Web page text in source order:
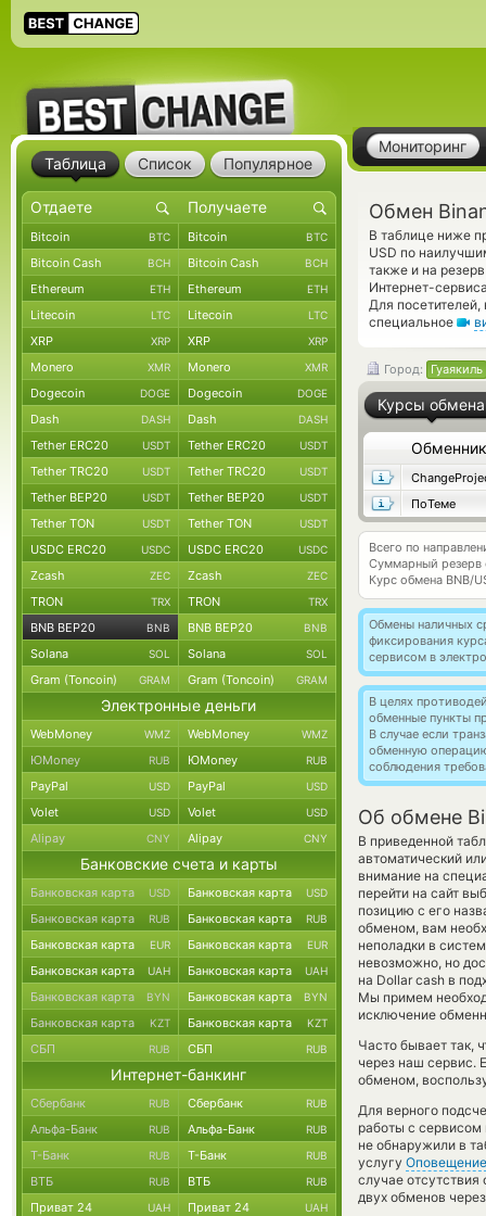
Мониторинг
Обмен
В таблице ниже
USD по
также и на
Интернет-
Для
специальное
Город: Гуаякиль
Курсы обмена
Обменник
ПоТеме
Всего по
Суммарный резерв
Курс обмена BNB/
Обмены наличных
фиксирования
сервисом в
В целях
обменные пункты
В случае если
обменную
соблюдения
Об обмене
В приведенной
автоматический
внимание на
перейти на сайт
позицию с его
обменом, вам
неполадки в
невозможно, но
на Dollar cash в
Мы примем
исключение
Часто бывает так,
через наш сервис.
обменом,
Для верного
работы с
не обнаружили в
услугу Оповещение
случае
двух обменов
Таблица Список Популярное
Bitcoin BTC Bitcoin BTC
Bitcoin Cash BCH Bitcoin Cash BCH
Ethereum ETH Ethereum ETH
Litecoin LTC Litecoin LTC
XRP XRP XRP XRP
Monero XMR Monero XMR
Dogecoin DOGE Dogecoin DOGE
Dash DASH Dash DASH
Tether ERC20 USDT Tether ERC20 USDT
Tether TRC20 USDT Tether TRC20 USDT
Tether BEP20 USDT Tether BEP20 USDT
Tether TON USDT Tether TON USDT
USDC ERC20 USDC USDC ERC20 USDC
Zcash ZEC Zcash ZEC
TRON TRX TRON TRX
BNB BEP20 BNB BNB BEP20 BNB
Solana SOL Solana SOL
Gram (Toncoin) GRAM Gram (Toncoin) GRAM
Электронные деньги
WebMoney WMZ WebMoney WMZ
ЮMoney RUB ЮMoney RUB
PayPal USD PayPal USD
Volet USD Volet USD
Alipay CNY Alipay CNY
Банковские счета и карты
Банковская карта USD Банковская карта USD
Банковская карта RUB Банковская карта RUB
Банковская карта EUR Банковская карта EUR
Банковская карта UAH Банковская карта UAH
Банковская карта BYN Банковская карта BYN
Банковская карта KZT Банковская карта KZT
СБП RUB СБП RUB
Интернет-банкинг
Сбербанк RUB Сбербанк RUB
Альфа-Банк RUB Альфа-Банк RUB
Т-Банк RUB Т-Банк RUB
ВТБ RUB ВТБ RUB
Приват 24 UAH Приват 24 UAH